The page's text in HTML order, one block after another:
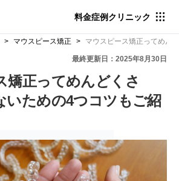
料金症例クリニック
マウスピース矯正 マウスピース矯正ってめん
最終更新日：2025年8月30日
矯正ってめんどくさ
いための4つコツもご紹